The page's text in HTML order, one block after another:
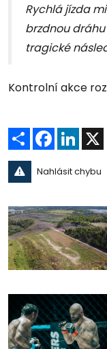
Rychlá jízda
brzdnou
tragické
Kontrolní akce
Sdílet Facebook
Nahlásit chybu